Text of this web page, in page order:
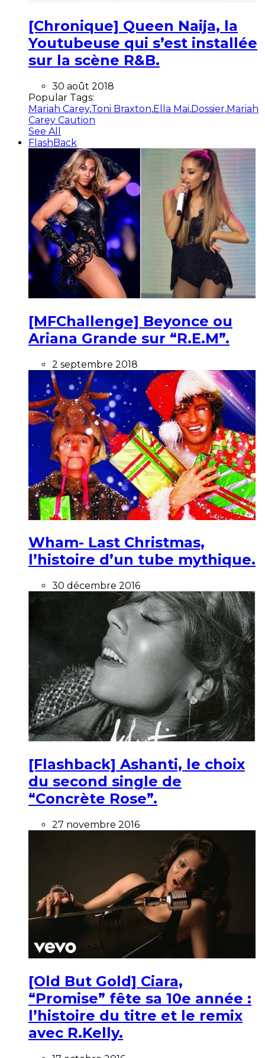
[Chronique] Queen Naija, la
Youtubeuse qui s’est installée
sur la scène R&B.
30 août 2018
Popular Tags:
Mariah Carey,Toni Braxton,Ella Mai,Dossier,Mariah
Carey Caution
See All
FlashBack
[MFChallenge] Beyonce ou
Ariana Grande sur “R.E.M”.
2 septembre 2018
Wham- Last Christmas,
l’histoire d’un tube mythique.
30 décembre 2016
[Flashback] Ashanti, le choix
du second single de
“Concrète Rose”.
27 novembre 2016
[Old But Gold] Ciara,
“Promise” fête sa 10e année :
l’histoire du titre et le remix
avec R.Kelly.